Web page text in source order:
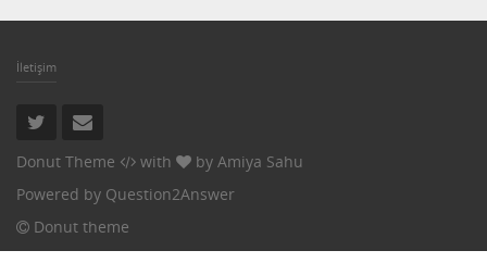
İletişim
Donut Theme with by Amiya Sahu
Powered by Question2Answer
Donut theme